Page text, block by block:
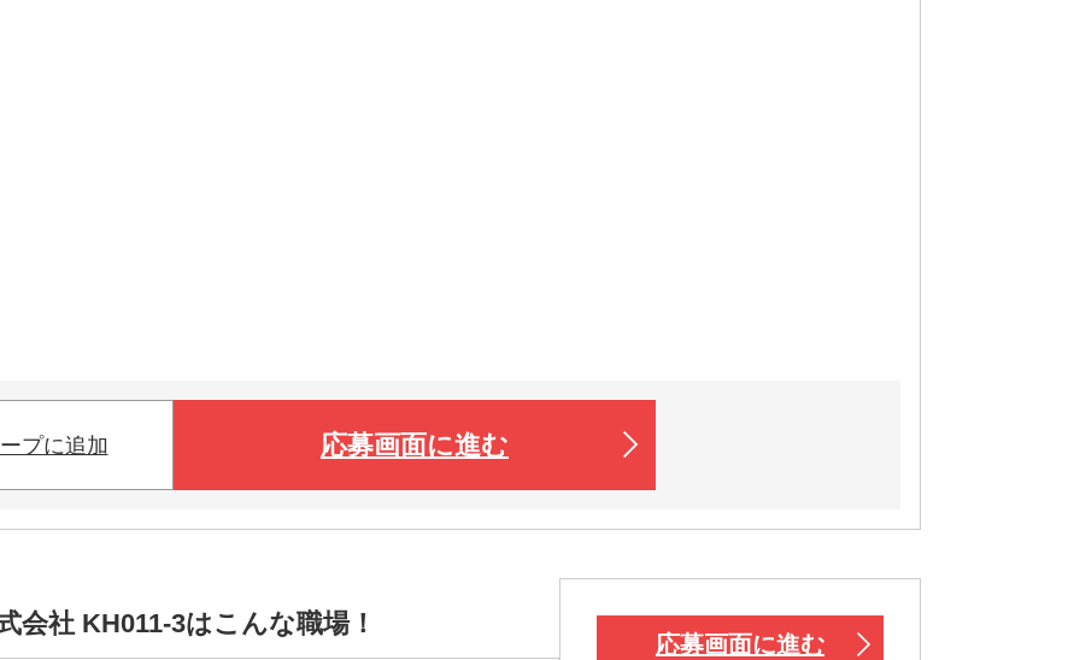
プに追加 応募画面に進む
社 KH011-3はこんな職場！
応募画面に進む